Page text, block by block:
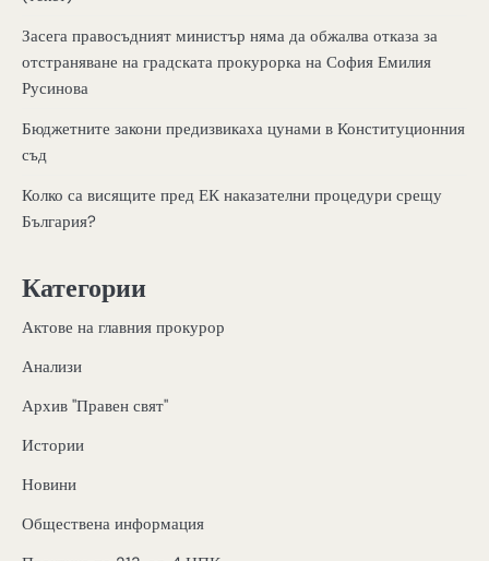
Засега правосъдният министър няма да обжалва отказа за
отстраняване на градската прокурорка на София Емилия
Русинова
Бюджетните закони предизвикаха цунами в Конституционния
съд
Колко са висящите пред ЕК наказателни процедури срещу
България?
Категории
Актове на главния прокурор
Анализи
Архив "Правен свят"
Истории
Новини
Обществена информация